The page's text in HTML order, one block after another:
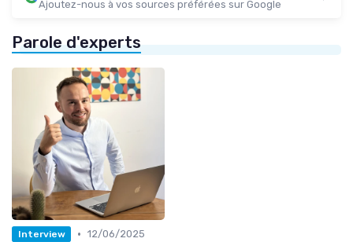
Ajoutez-nous à vos sources préférées sur Google
Parole d'experts
Interview • 12/06/2025